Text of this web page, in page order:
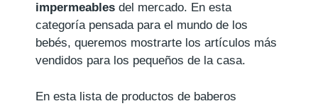
impermeables del mercado. En esta
categoría pensada para el mundo de los
bebés, queremos mostrarte los artículos más
vendidos para los pequeños de la casa.
En esta lista de productos de baberos